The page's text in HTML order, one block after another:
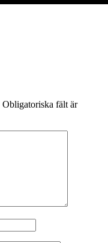
Obligatoriska fält är